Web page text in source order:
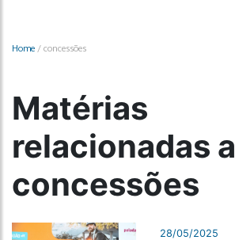
Home / concessões
Matérias
relacionadas a
concessões
28/05/2025